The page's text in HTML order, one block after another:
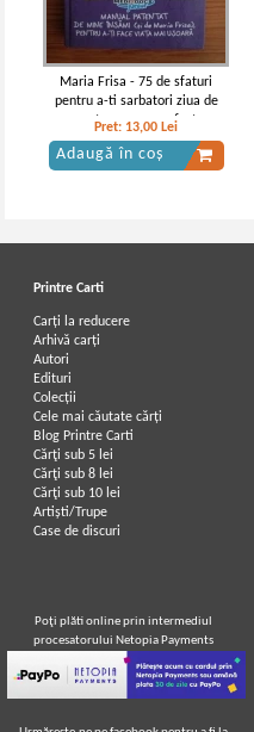
Maria Frisa - 75 de sfaturi
pentru a-ti sarbatori ziua de
nastere cu mare fast
Pret: 13,00 Lei
Adaugă în coș
Printre Carti
Carți la reducere
Arhivă carți
Autori
Edituri
Colecții
Cele mai căutate cărți
Blog Printre Carti
Cărţi sub 5 lei
Cărţi sub 8 lei
Cărţi sub 10 lei
Artiști/Trupe
Case de discuri
Poţi plăti online prin intermediul
procesatorului Netopia Payments